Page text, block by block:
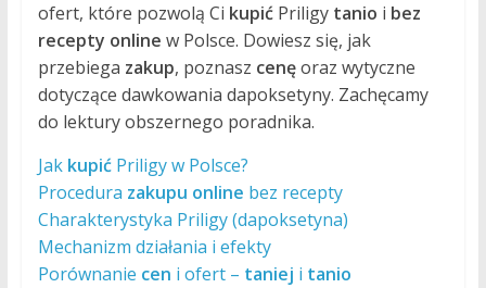
ofert, które pozwolą Ci kupićPriligy tanio i bez
recepty online w Polsce. Dowiesz się, jak
przebiega zakup, poznasz cenęoraz wytyczne
dotyczące dawkowania dapoksetyny. Zachęcamy
do lektury obszernego poradnika.
Jak kupićPriligy w Polsce?
Procedura zakupu online bez recepty
Charakterystyka Priligy (dapoksetyna)
Mechanizm działania i efekty
Porównanie cen i ofert – taniej i tanio